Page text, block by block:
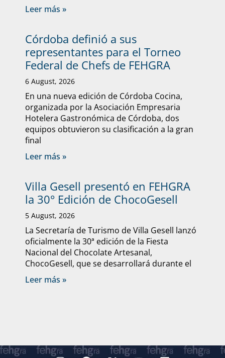
Leer más »
Córdoba definió a sus
representantes para el Torneo
Federal de Chefs de FEHGRA
6 August, 2026
En una nueva edición de Córdoba Cocina,
organizada por la Asociación Empresaria
Hotelera Gastronómica de Córdoba, dos
equipos obtuvieron su clasificación a la gran
final
Leer más »
Villa Gesell presentó en FEHGRA
la 30° Edición de ChocoGesell
5 August, 2026
La Secretaría de Turismo de Villa Gesell lanzó
oficialmente la 30ª edición de la Fiesta
Nacional del Chocolate Artesanal,
ChocoGesell, que se desarrollará durante el
Leer más »